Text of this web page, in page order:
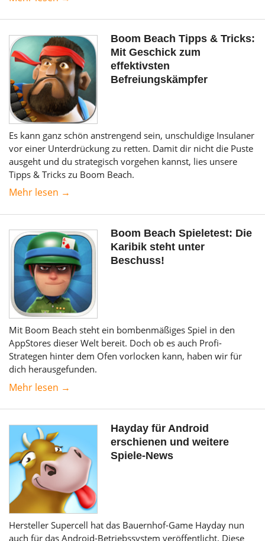
Boom Beach Tipps & Tricks:
Mit Geschick zum
effektivsten
Befreiungskämpfer
Es kann ganz schön anstrengend sein, unschuldige Insulaner
vor einer Unterdrückung zu retten. Damit dir nicht die Puste
ausgeht und du strategisch vorgehen kannst, lies unsere
Tipps & Tricks zu Boom Beach.
Mehr lesen →
Boom Beach Spieletest: Die
Karibik steht unter
Beschuss!
Mit Boom Beach steht ein bombenmäßiges Spiel in den
AppStores dieser Welt bereit. Doch ob es auch Profi-
Strategen hinter dem Ofen vorlocken kann, haben wir für
dich herausgefunden.
Mehr lesen →
Hayday für Android
erschienen und weitere
Spiele-News
Hersteller Supercell hat das Bauernhof-Game Hayday nun
auch für das Android-Betriebssystem veröffentlicht. Diese